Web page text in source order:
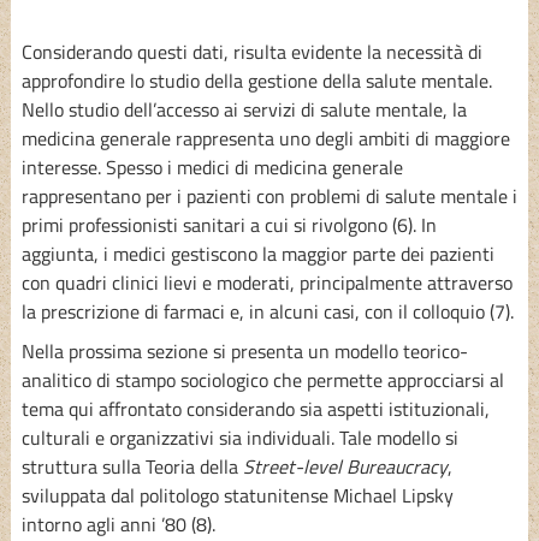
Considerando questi dati, risulta evidente la necessità di
approfondire lo studio della gestione della salute mentale.
Nello studio dell’accesso ai servizi di salute mentale, la
medicina generale rappresenta uno degli ambiti di maggiore
interesse. Spesso i medici di medicina generale
rappresentano per i pazienti con problemi di salute mentale i
primi professionisti sanitari a cui si rivolgono (6). In
aggiunta, i medici gestiscono la maggior parte dei pazienti
con quadri clinici lievi e moderati, principalmente attraverso
la prescrizione di farmaci e, in alcuni casi, con il colloquio (7).
Nella prossima sezione si presenta un modello teorico-
analitico di stampo sociologico che permette approcciarsi al
tema qui affrontato considerando sia aspetti istituzionali,
culturali e organizzativi sia individuali. Tale modello si
struttura sulla Teoria della Street-level Bureaucracy,
sviluppata dal politologo statunitense Michael Lipsky
intorno agli anni ’80 (8).